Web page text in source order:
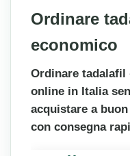
Ordinare
economico
Ordinare tadalafil
online in Italia
acquistare a
con consegna